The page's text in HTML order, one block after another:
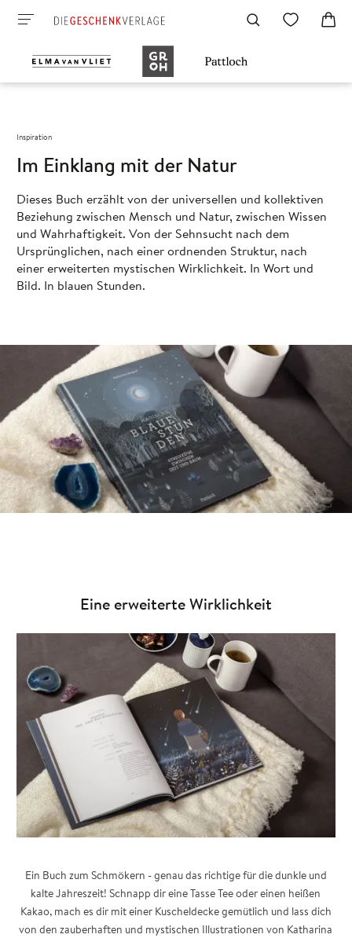
Inspiration
Im Einklang mit der Natur
Dieses Buch erzählt von der universellen und kollektiven
Beziehung zwischen Mensch und Natur, zwischen Wissen
und Wahrhaftigkeit. Von der Sehnsucht nach dem
Ursprünglichen, nach einer ordnenden Struktur, nach
einer erweiterten mystischen Wirklichkeit. In Wort und
Bild. In blauen Stunden.
Eine erweiterte Wirklichkeit
Ein Buch zum Schmökern - genau das richtige für die dunkle und
kalte Jahreszeit! Schnapp dir eine Tasse Tee oder einen heißen
Kakao, mach es dir mit einer Kuscheldecke gemütlich und lass dich
von den zauberhaften und mystischen Illustrationen von Katharina